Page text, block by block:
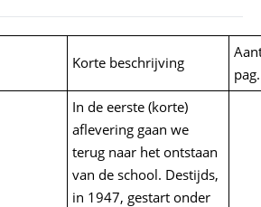
Korte beschrijving
pag.
In de eerste (korte)
aflevering gaan we
terug naar het ontstaan
van de school. Destijds,
in 1947, gestart onder